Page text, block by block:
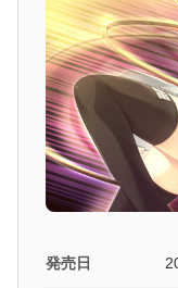
発売日